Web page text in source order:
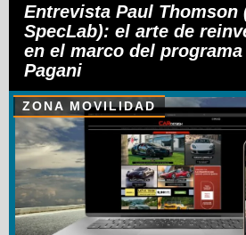
Entrevista Paul Thomson
SpecLab): el arte de
en el marco del
Pagani
ZONA MOVILIDAD